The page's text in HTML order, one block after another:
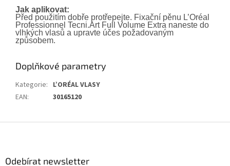
Jak aplikovat:
Před použitím dobře protřepejte. Fixační pěnu L’Oréal
Professionnel Tecni.Art Full Volume Extra naneste do
vlhkých vlasů a upravte účes požadovaným
způsobem.
Doplňkové parametry
Kategorie: L’ORÉAL VLASY
EAN: 30165120
Odebírat newsletter